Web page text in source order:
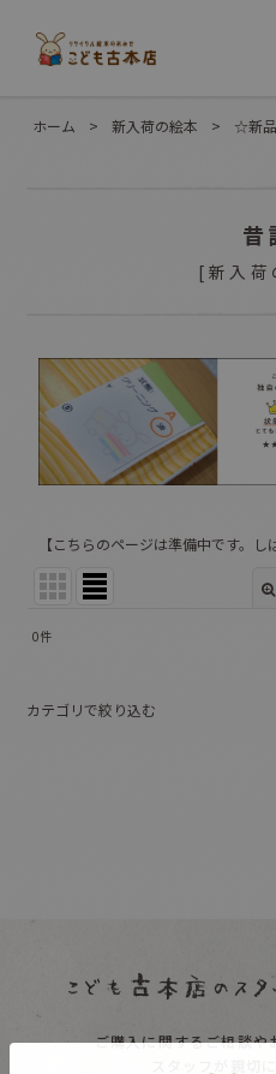
ホーム > 新入荷の絵本 > ☆新品
昔
[ 新入
【こちらのページは準備中です。し
並び順 :
0件
カテゴリで絞り込む
絵本４〜６歳向け
絵本６歳〜向けご購入に関するご相談